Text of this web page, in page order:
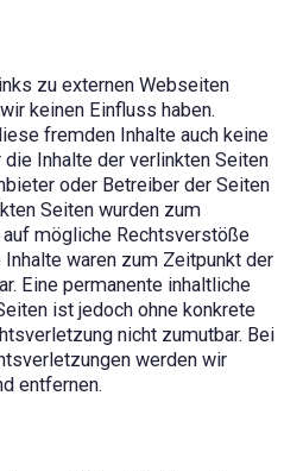
zu externen Webseiten
keinen Einfluss haben.
fremden Inhalte auch keine
die Inhalte der verlinkten Seiten
oder Betreiber der Seiten
Seiten wurden zum
mögliche Rechtsverstöße
waren zum Zeitpunkt der
Eine permanente inhaltliche
ist jedoch ohne konkrete
nicht zumutbar. Bei
werden wir
entfernen.